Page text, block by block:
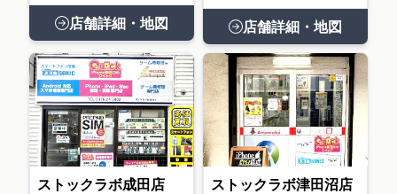
店舗詳細・地図 店舗詳細・地図
ストックラボ成田店
ストックラボ津田沼店